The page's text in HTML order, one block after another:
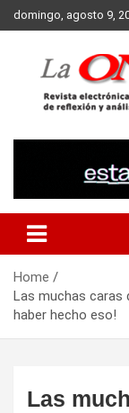
Skip
to
domingo, agosto 9,
Home
Las muchas caras
haber hecho eso!
Las